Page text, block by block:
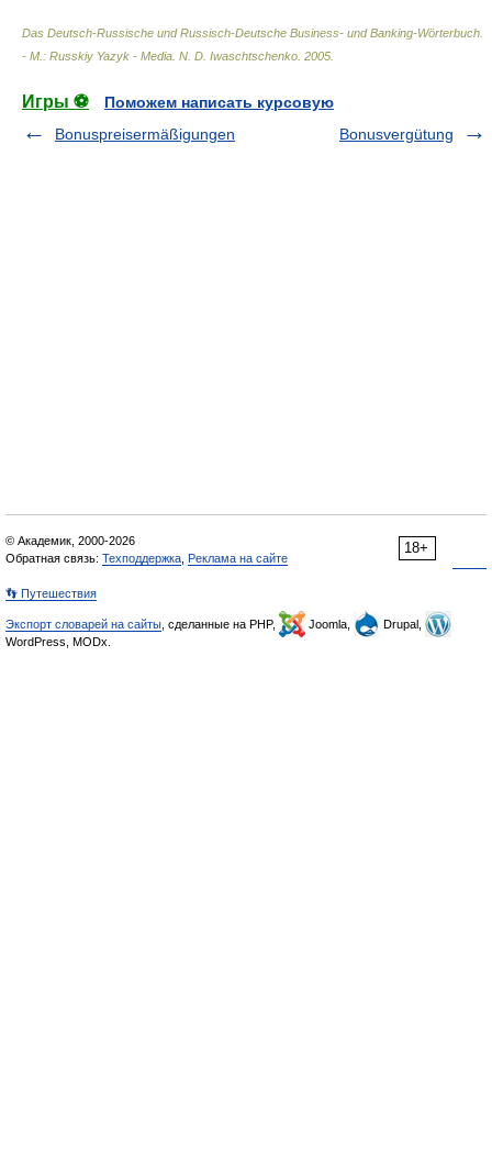
Das Deutsch-Russische und Russisch-Deutsche Business- und Banking-Wörterbuch.
- М.: Russkiy Yazyk - Media N. D. Iwaschtschenko 2005
Игры ⚽
Поможем написать курсовую
Bonuspreisermäßigungen
Bonusvergütung
18+
© Академик, 2000-2026
Обратная связь: Техподдержка Реклама на сайте
👣 Путешествия
Экспорт словарей на сайты , сделанные на PHP, Joomla,
Drupal,
WordPress, MODx.